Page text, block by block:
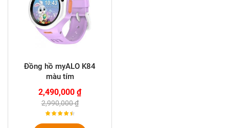
Đồng hồ myALO K84
màu tím
2,490,000 ₫
2,990,000 ₫